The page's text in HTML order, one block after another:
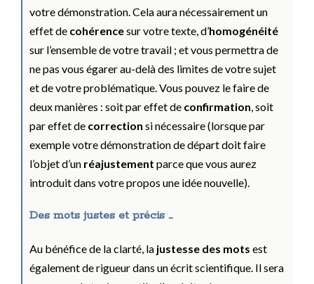
votre démonstration. Cela aura nécessairement un
effet de cohérencesur votre texte, d’homogénéité
sur l’ensemble de votre travail ; et vous permettra de
ne pas vous égarer au-delà des limites de votre sujet
et de votre problématique. Vous pouvez le faire de
deux manières : soit par effet de confirmation, soit
par effet de correction si nécessaire (lorsque par
exemple votre démonstration de départ doit faire
l’objet d’un réajustement parce que vous aurez
introduit dans votre propos une idée nouvelle).
Des mots justes et précis …
Au bénéfice de la clarté, la justesse des mots est
également de rigueur dans un écrit scientifique. Il sera